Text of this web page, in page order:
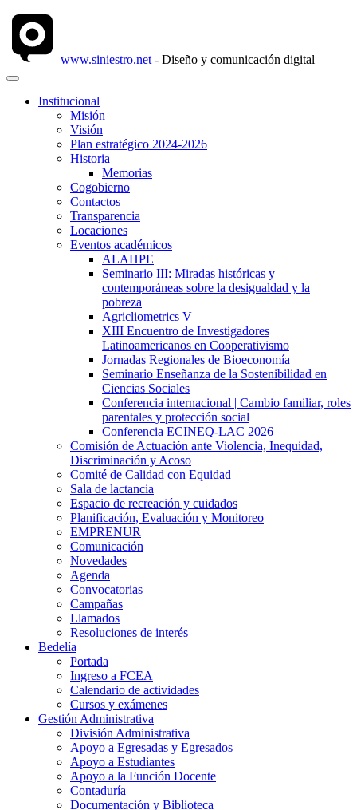
www.siniestro.net - Diseño y comunicación digital
Institucional
Misión
Visión
Plan estratégico 2024-2026
Historia
Memorias
Cogobierno
Contactos
Transparencia
Locaciones
Eventos académicos
ALAHPE
Seminario III: Miradas históricas y
contemporáneas sobre la desigualdad y la
pobreza
Agricliometrics V
XIII Encuentro de Investigadores
Latinoamericanos en Cooperativismo
Jornadas Regionales de Bioeconomía
Seminario Enseñanza de la Sostenibilidad en
Ciencias Sociales
Conferencia internacional | Cambio familiar, roles
parentales y protección social
Conferencia ECINEQ-LAC 2026
Comisión de Actuación ante Violencia, Inequidad,
Discriminación y Acoso
Comité de Calidad con Equidad
Sala de lactancia
Espacio de recreación y cuidados
Planificación, Evaluación y Monitoreo
EMPRENUR
Comunicación
Novedades
Agenda
Convocatorias
Campañas
Llamados
Resoluciones de interés
Bedelía
Portada
Ingreso a FCEA
Calendario de actividades
Cursos y exámenes
Gestión Administrativa
División Administrativa
Apoyo a Egresadas y Egresados
Apoyo a Estudiantes
Apoyo a la Función Docente
Contaduría
Documentación y Biblioteca